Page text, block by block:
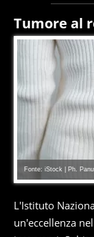
Tumore al
Fonte: iStock | Ph.
L'Istituto
un'eccellenza